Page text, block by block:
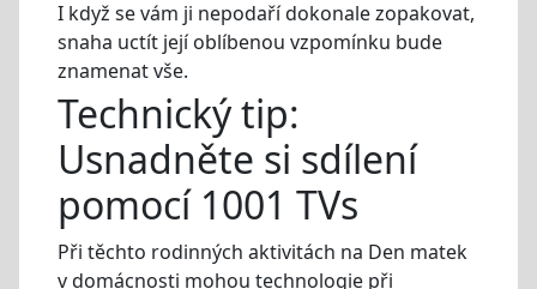
I když se vám ji nepodaří dokonale zopakovat,
snaha uctít její oblíbenou vzpomínku bude
znamenat vše.
Technický tip:
Usnadněte si sdílení
pomocí 1001 TVs
Při těchto rodinných aktivitách na Den matek
v domácnosti mohou technologie při